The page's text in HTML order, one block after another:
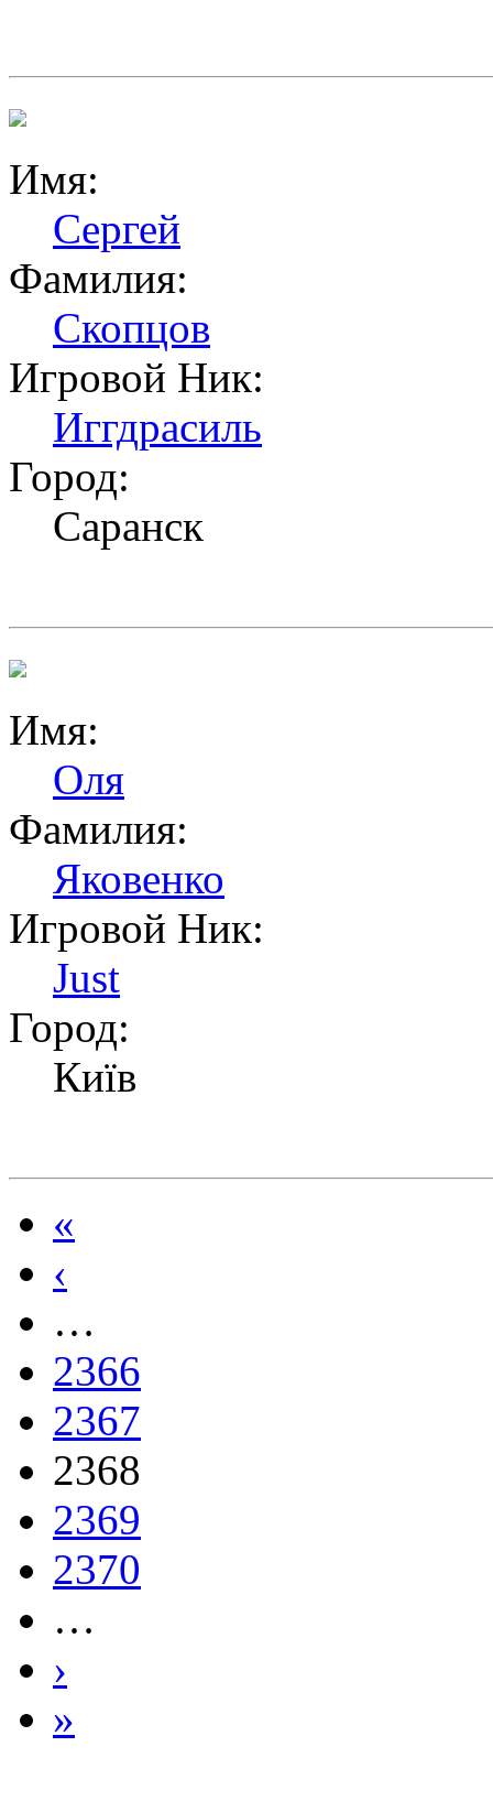
Имя:
Сергей
Фамилия:
Скопцов
Игровой Ник:
Иггдрасиль
Город:
Саранск
Имя:
Оля
Фамилия:
Яковенко
Игровой Ник:
Just
Город:
Київ
Страницы
«
‹
…
2366
2367
2368
2369
2370
…
›
»